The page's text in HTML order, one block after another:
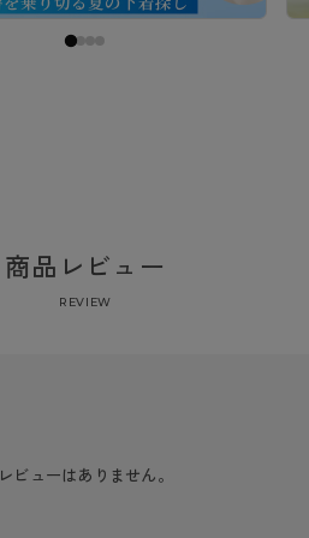
商品レビュー
REVIEW
レビューはありません。